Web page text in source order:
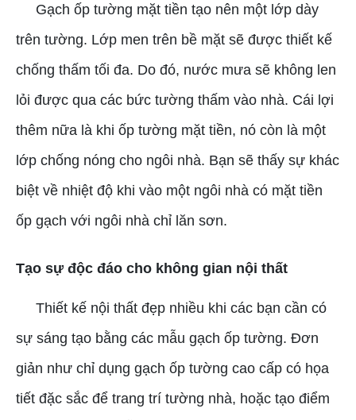
Gạch ốp tường mặt tiền tạo nên một lớp dày
trên tường. Lớp men trên bề mặt sẽ được thiết kế
chống thấm tối đa. Do đó, nước mưa sẽ không len
lỏi được qua các bức tường thấm vào nhà. Cái lợi
thêm nữa là khi ốp tường mặt tiền, nó còn là một
lớp chống nóng cho ngôi nhà. Bạn sẽ thấy sự khác
biệt về nhiệt độ khi vào một ngôi nhà có mặt tiền
ốp gạch với ngôi nhà chỉ lăn sơn.
Tạo sự độc đáo cho không gian nội thất
Thiết kế nội thất đẹp nhiều khi các bạn cần có
sự sáng tạo bằng các mẫu gạch ốp tường. Đơn
giản như chỉ dụng gạch ốp tường cao cấp có họa
tiết đặc sắc để trang trí tường nhà, hoặc tạo điểm